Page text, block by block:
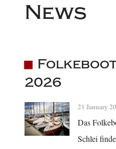
News
2026
21 January
Das
Schlei